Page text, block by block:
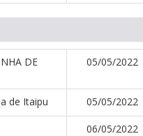
DE
05/05/2022
de Itaipu 05/05/2022
06/05/2022